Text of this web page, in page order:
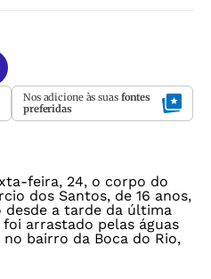
Nos adicione às suas fontes
preferidas
feira, 24, o corpo do
dos Santos, de 16 anos,
desde a tarde da última
arrastado pelas águas
bairro da Boca do Rio,